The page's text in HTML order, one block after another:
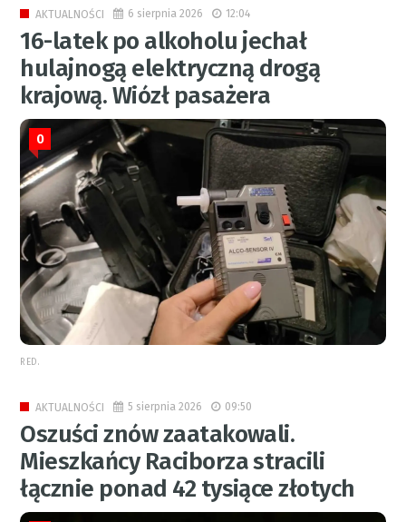
AKTUALNOŚCI 6 sierpnia 2026 12:04
16-latek po alkoholu jechał
hulajnogą elektryczną drogą
krajową. Wiózł pasażera
0
RED.
AKTUALNOŚCI 5 sierpnia 2026 09:50
Oszuści znów zaatakowali.
Mieszkańcy Raciborza stracili
łącznie ponad 42 tysiące złotych